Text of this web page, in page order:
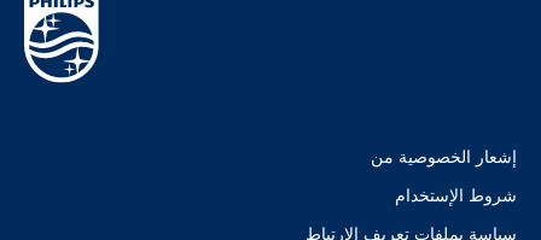
إشعار الخصوصية من
شروط الإستخدام
سياسة بملفات تعريف الارتباط